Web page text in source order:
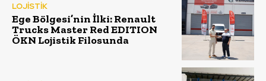
LOJİSTİK
Ege Bölgesi’nin İlki: Renault
Trucks Master Red EDITION
ÖKN Lojistik Filosunda